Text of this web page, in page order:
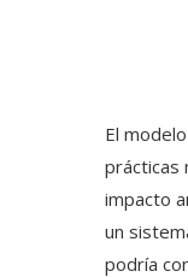
El
prácticas
impacto
un
podría